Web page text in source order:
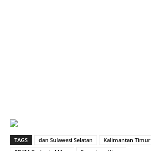
TAGS dan Sulawesi Selatan
Kalimantan Timur